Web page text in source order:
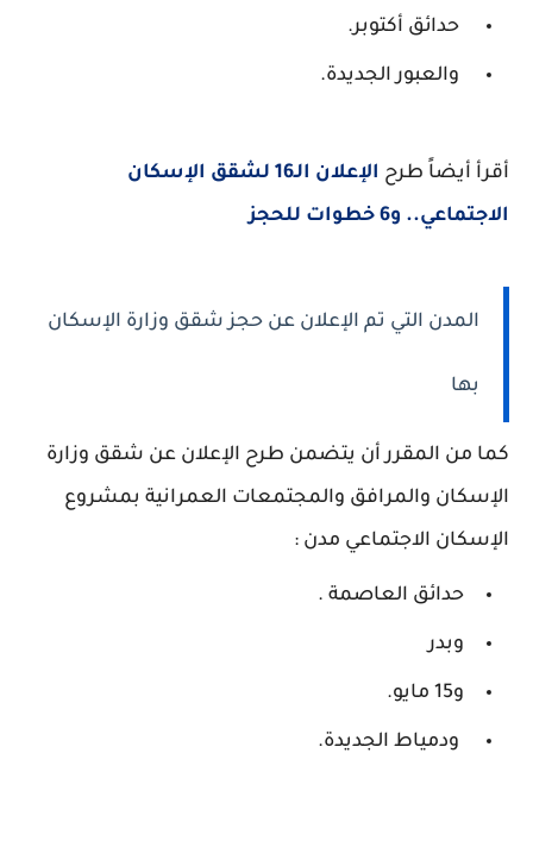
حدائق أكتوبر.
والعبور الجديدة.
أقرأ أيضاً طرح
الإعلان الـ16 لشقق الإسكان
الاجتماعي.. و6 خطوات للحجز
المدن التي تم الإعلان عن حجز شقق وزارة الإسكان
بها
كما من المقرر أن يتضمن طرح الإعلان عن شقق وزارة
الإسكان والمرافق والمجتمعات العمرانية بمشروع
الإسكان الاجتماعي مدن :
حدائق العاصمة .
وبدر
و15 مايو.
ودمياط الجديدة.